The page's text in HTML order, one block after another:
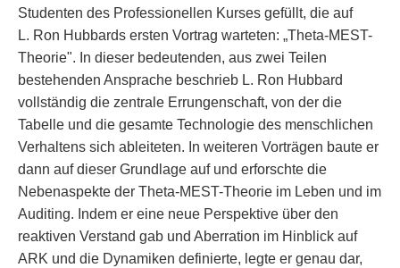
Studenten des Professionellen Kurses gefüllt, die auf
L. Ron Hubbards ersten Vortrag warteten: „Theta-MEST-
Theorie". In dieser bedeutenden, aus zwei Teilen
bestehenden Ansprache beschrieb L. Ron Hubbard
vollständig die zentrale Errungenschaft, von der die
Tabelle und die gesamte Technologie des menschlichen
Verhaltens sich ableiteten. In weiteren Vorträgen baute er
dann auf dieser Grundlage auf und erforschte die
Nebenaspekte der Theta-MEST-Theorie im Leben und im
Auditing. Indem er eine neue Perspektive über den
reaktiven Verstand gab und Aberration im Hinblick auf
ARK und die Dynamiken definierte, legte er genau dar,